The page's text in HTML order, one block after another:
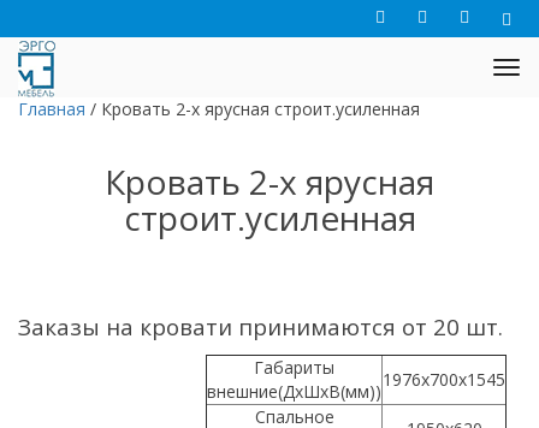
Главная / Кровать 2-х ярусная строит.усиленная
Кровать 2-х ярусная
строит.усиленная
Заказы на кровати принимаются от 20 шт.
Габариты
внешние(ДхШхВ(мм))
1976х700х1545
Спальное